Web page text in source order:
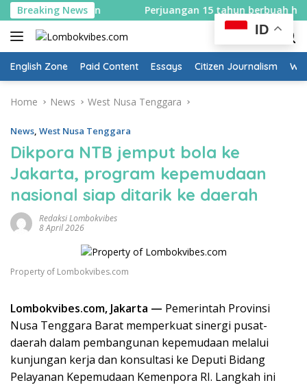
Skip
to
content
Breaking NewsPerjuangan 15 tahun berbuah hasil, Bupati
English Zone Paid Content Essays Citizen Journalism
Home News West Nusa Tenggara
News, West Nusa Tenggara
Dikpora NTB jemput bola ke
Jakarta, program kepemudaan
nasional siap ditarik ke daerah
Redaksi Lombokvibes
8 April 2026
Property of Lombokvibes.com
Lombokvibes.com, Jakarta — Pemerintah Provinsi
Nusa Tenggara Barat memperkuat sinergi pusat-
daerah dalam pembangunan kepemudaan melalui
kunjungan kerja dan konsultasi ke Deputi Bidang
Pelayanan Kepemudaan Kemenpora RI. Langkah ini
ID